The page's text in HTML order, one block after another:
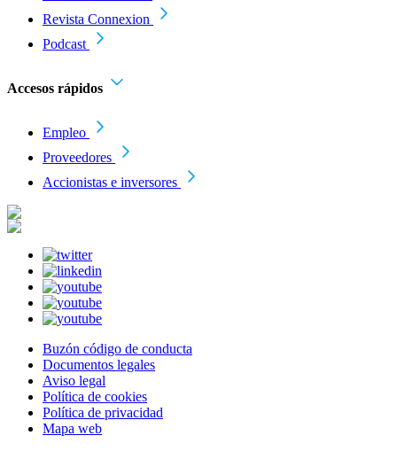
Revista Connexion
Podcast
Accesos rápidos
Empleo
Proveedores
Accionistas e inversores
Buzón código de conducta
Documentos legales
Aviso legal
Política de cookies
Política de privacidad
Mapa web